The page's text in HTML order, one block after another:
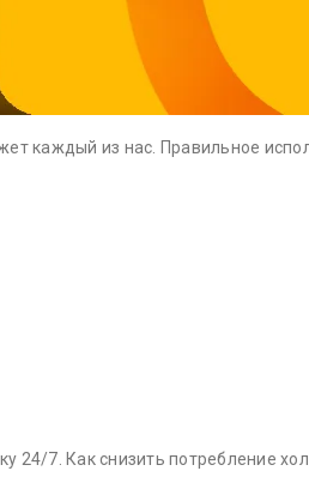
каждый из нас. Правильное
7. Как снизить потребление